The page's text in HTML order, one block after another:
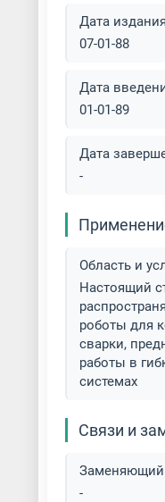
Дата
07-01-88
Дата
01-01-89
Дата
-
Область и
Настоящий
роботы для
сварки,
работы в
системах
Связи и
-